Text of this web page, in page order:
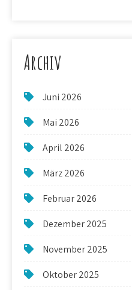
Archiv
Juni 2026
Mai 2026
April 2026
März 2026
Februar 2026
Dezember 2025
November 2025
Oktober 2025